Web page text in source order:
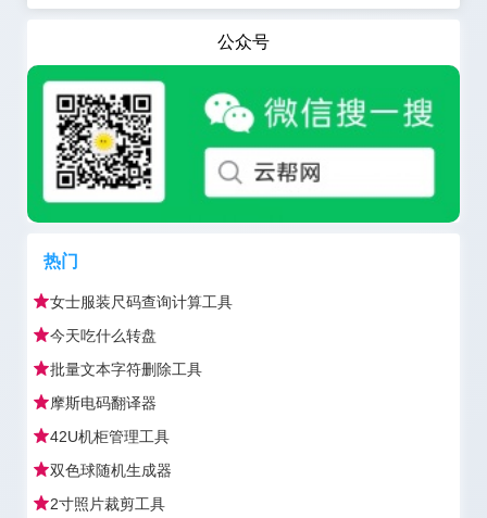
公众号
热门
女士服装尺码查询计算工具
今天吃什么转盘
批量文本字符删除工具
摩斯电码翻译器
42U机柜管理工具
双色球随机生成器
2寸照片裁剪工具